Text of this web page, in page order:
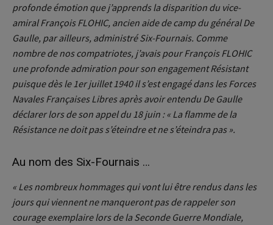
profonde émotion que j’apprends la disparition du vice-
amiral François FLOHIC, ancien aide de camp du général De
Gaulle, par ailleurs, administré Six-Fournais. Comme
nombre de nos compatriotes, j’avais pour François FLOHIC
une profonde admiration pour son engagement Résistant
puisque dès le 1er juillet 1940 il s’est engagé dans les Forces
Navales Françaises Libres après avoir entendu De Gaulle
déclarer lors de son appel du 18 juin : « La flamme de la
Résistance ne doit pas s’éteindre et ne s’éteindra pas ».
Au nom des Six-Fournais …
« Les nombreux hommages qui vont lui être rendus dans les
jours qui viennent ne manqueront pas de rappeler son
courage exemplaire lors de la Seconde Guerre Mondiale,